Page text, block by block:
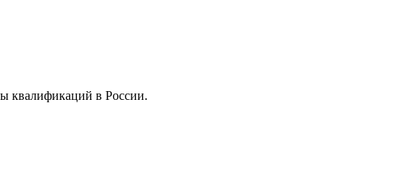
квалификаций в России.